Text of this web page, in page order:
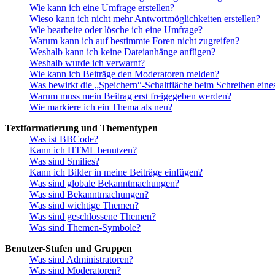
Wie kann ich eine Umfrage erstellen?
Wieso kann ich nicht mehr Antwortmöglichkeiten erstellen?
Wie bearbeite oder lösche ich eine Umfrage?
Warum kann ich auf bestimmte Foren nicht zugreifen?
Weshalb kann ich keine Dateianhänge anfügen?
Weshalb wurde ich verwarnt?
Wie kann ich Beiträge den Moderatoren melden?
Was bewirkt die „Speichern“-Schaltfläche beim Schreiben
Warum muss mein Beitrag erst freigegeben werden?
Wie markiere ich ein Thema als neu?
Textformatierung und Thementypen
Was ist BBCode?
Kann ich HTML benutzen?
Was sind Smilies?
Kann ich Bilder in meine Beiträge einfügen?
Was sind globale Bekanntmachungen?
Was sind Bekanntmachungen?
Was sind wichtige Themen?
Was sind geschlossene Themen?
Was sind Themen-Symbole?
Benutzer-Stufen und Gruppen
Was sind Administratoren?
Was sind Moderatoren?